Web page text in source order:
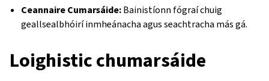
Ceannaire Cumarsáide:Bainistíonn fógraí chuig
geallsealbhóirí inmheánacha agus seachtracha más gá.
Loighistic chumarsáide